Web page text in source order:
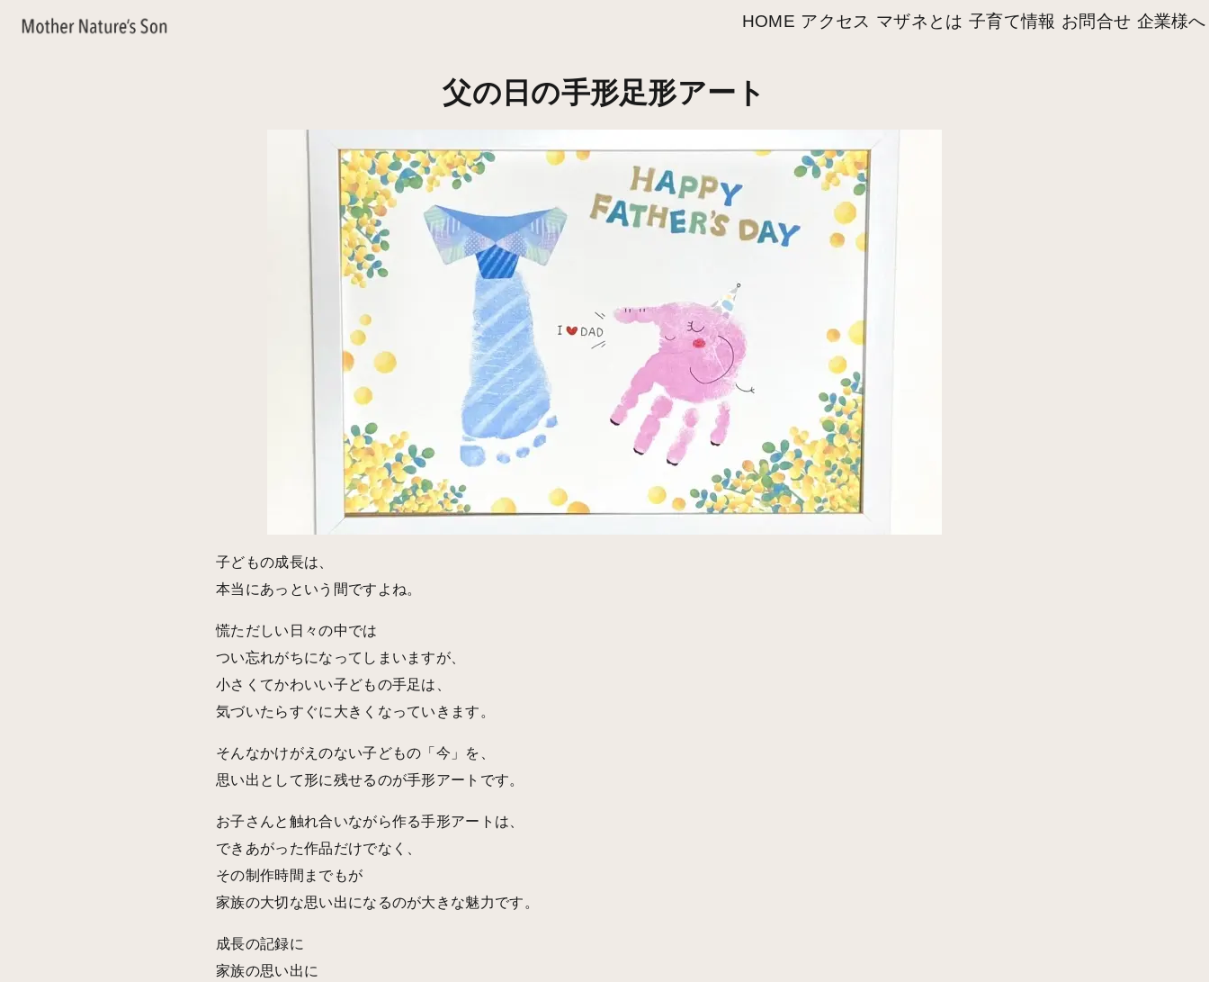
HOME アクセス マザネとは 子育て情報 お問合せ 企業様へ
父の日の手形足形アート
子どもの成長は、
本当にあっという間ですよね。
慌ただしい日々の中では
つい忘れがちになってしまいますが、
小さくてかわいい子どもの手足は、
気づいたらすぐに大きくなっていきます。
そんなかけがえのない子どもの「今」を、
思い出として形に残せるのが手形アートです。
お子さんと触れ合いながら作る手形アートは、
できあがった作品だけでなく、
その制作時間までもが
家族の大切な思い出になるのが大きな魅力です。
成長の記録に
家族の思い出に